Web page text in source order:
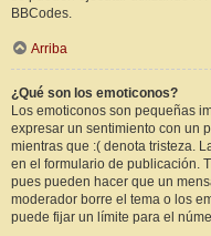
BBCodes.
Arriba
¿Qué son los emoticonos?
Los emoticonos son pequeñas
expresar un sentimiento con un
mientras que :( denota tristeza.
en el formulario de publicación.
pues pueden hacer que un
moderador borre el tema o los
puede fijar un límite para el